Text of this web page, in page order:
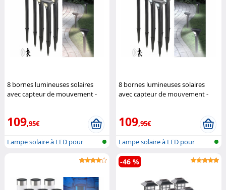
8 bornes lumineuses solaires
avec capteur de mouvement -
109,95€
Lampe solaire à LED pour
8 bornes lumineuses solaires
avec capteur de mouvement -
109,95€
Lampe solaire à LED pour
l'extérieu...
-46 %